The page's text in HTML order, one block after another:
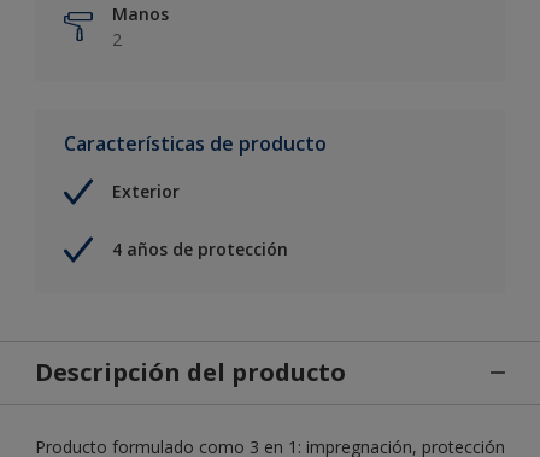
Manos
2
Características de producto
Exterior
4 años de protección
Descripción del producto
Producto formulado como 3 en 1: impregnación, protección